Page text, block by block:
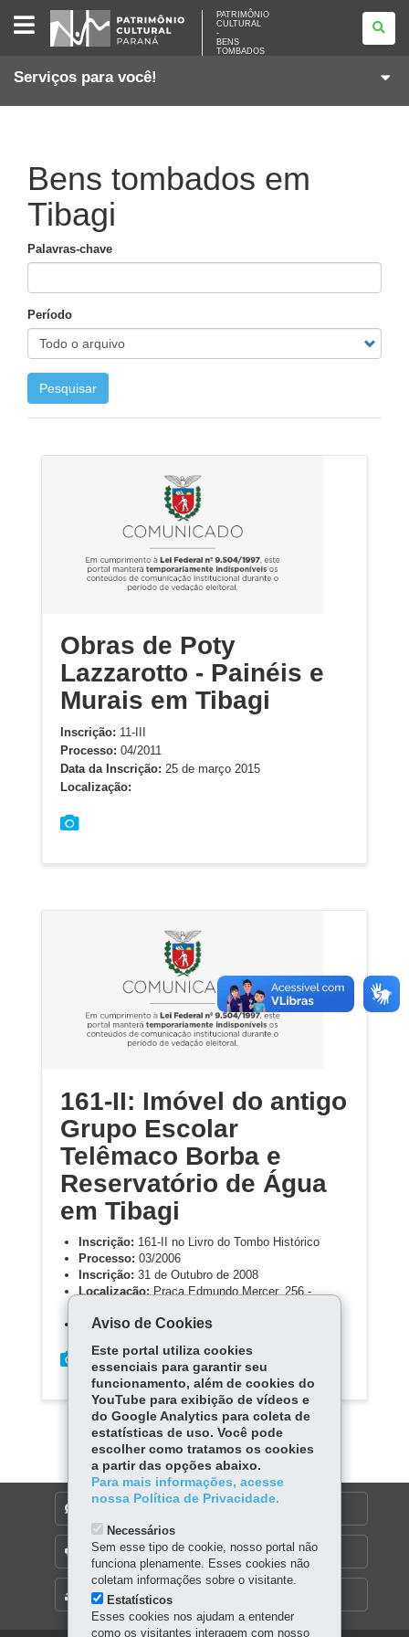
PATRIMÔNIO
CULTURAL
PATRIMÔNIO
CULTURAL
-
BENS
TOMBADOS
Serviços para você!
Bens tombados em
Tibagi
Palavras-chave
Período
Pesquisar
Obras de Poty
Lazzarotto - Painéis e
Murais em Tibagi
Inscrição: 11-III
Processo: 04/2011
Data da Inscrição: 25 de março 2015
Localização:
161-II: Imóvel do antigo
Grupo Escolar
Telêmaco Borba e
Reservatório de Água
em Tibagi
Inscrição: 161-II no Livro do Tombo Histórico
Processo: 03/2006
Inscrição: 31 de Outubro de 2008
Localização: Praça Edmundo Mercer, 256 -
Propriet
MAPA DO SITE
OUVIDORIA
Aviso de Cookies
Este portal utiliza cookies
essenciais para garantir seu
funcionamento, além de cookies do
YouTube para exibição de vídeos e
do Google Analytics para coleta de
estatísticas de uso. Você pode
escolher como tratamos os cookies
a partir das opções abaixo.
Para mais informações, acesse
nossa Política de Privacidade.
Necessários
Sem esse tipo de cookie, nosso portal não
funciona plenamente. Esses cookies não
coletam informações sobre o visitante.
Estatísticos
Esses cookies nos ajudam a entender
como os visitantes interagem com nosso